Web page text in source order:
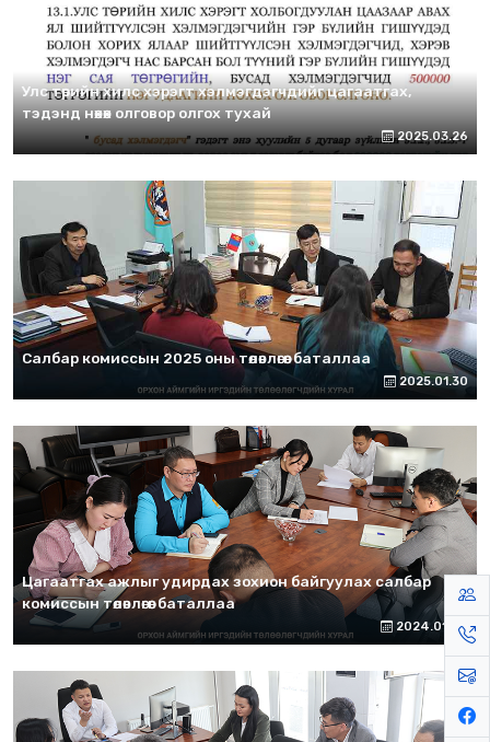
Улс төрийн хилс хэрэгт хэлмэгдэгчдийг цагаатгах,
тэдэнд нөхөх олговор олгох тухай
2025.03.26
Салбар комиссын 2025 оны төлөвлөгөөг баталлаа
2025.01.30
Цагаатгах ажлыг удирдах зохион байгуулах салбар
комиссын төлөвлөгөөг баталлаа
2024.01.09